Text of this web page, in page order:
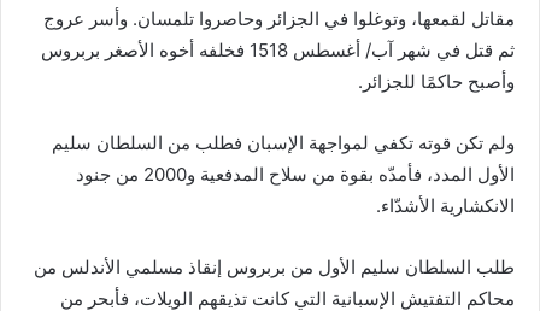
مقاتل لقمعها، وتوغلوا في الجزائر وحاصروا تلمسان. وأسر عروج
ثم قتل في شهر آب/ أغسطس 1518 فخلفه أخوه الأصغر بربروس
وأصبح حاكمًا للجزائر.
ولم تكن قوته تكفي لمواجهة الإسبان فطلب من السلطان سليم
الأول المدد، فأمدّه بقوة من سلاح المدفعية و2000 من جنود
الانكشارية الأشدّاء.
طلب السلطان سليم الأول من بربروس إنقاذ مسلمي الأندلس من
محاكم التفتيش الإسبانية التي كانت تذيقهم الويلات، فأبحر من